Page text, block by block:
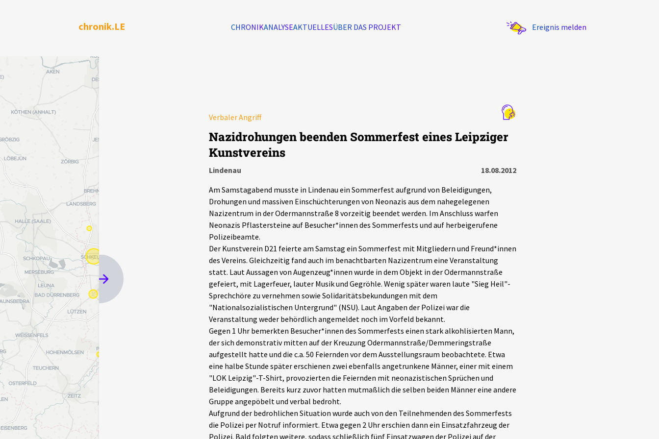
chronik.LE CHRONIKANALYSEAKTUELLESÜBER DAS PROJEKT Ereignis melden
Verbaler Angriff
Nazidrohungen beenden Sommerfest eines Leipziger
Kunstvereins
Lindenau
18.08.2012
Am Samstagabend musste in Lindenau ein Sommerfest aufgrund von Beleidigungen,
Drohungen und massiven Einschüchterungen von Neonazis aus dem nahegelegenen
Nazizentrum in der Odermannstraße 8 vorzeitig beendet werden. Im Anschluss warfen
Neonazis Pflastersteine auf Besucher*innen des Sommerfests und auf herbeigerufene
Polizeibeamte.
Der Kunstverein D21 feierte am Samstag ein Sommerfest mit Mitgliedern und Freund*innen
des Vereins. Gleichzeitig fand auch im benachtbarten Nazizentrum eine Veranstaltung
statt. Laut Aussagen von Augenzeug*innen wurde in dem Objekt in der Odermannstraße
gefeiert, mit Lagerfeuer, lauter Musik und Gegröhle. Wenig später waren laute "Sieg Heil"-
Sprechchöre zu vernehmen sowie Solidaritätsbekundungen mit dem
"Nationalsozialistischen Untergrund" (NSU). Laut Angaben der Polizei war die
Veranstaltung weder behördlich angemeldet noch im Vorfeld bekannt.
Gegen 1 Uhr bemerkten Besucher*innen des Sommerfests einen stark alkohlisierten Mann,
der sich demonstrativ mitten auf der Kreuzung Odermannstraße/Demmeringstraße
aufgestellt hatte und die c.a. 50 Feiernden vor dem Ausstellungsraum beobachtete. Etwa
eine halbe Stunde später erschienen zwei ebenfalls angetrunkene Männer, einer mit einem
"LOK Leipzig"-T-Shirt, provozierten die Feiernden mit neonazistischen Sprüchen und
Beleidigungen. Bereits kurz zuvor hatten mutmaßlich die selben beiden Männer eine andere
Gruppe angepöbelt und verbal bedroht.
Aufgrund der bedrohlichen Situation wurde auch von den Teilnehmenden des Sommerfests
die Polizei per Notruf informiert. Etwa gegen 2 Uhr erschien dann ein Einsatzfahrzeug der
Polizei. Bald folgten weitere, sodass schließlich fünf Einsatzwagen der Polizei auf der